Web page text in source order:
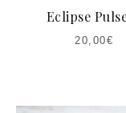
Eclipse
20,00€